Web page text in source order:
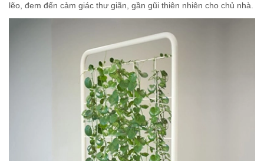
lẽo, đem đến cảm giác thư giãn, gần gũi thiên nhiên cho chủ nhà.